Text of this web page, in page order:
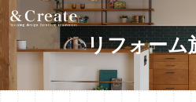
リフォーム